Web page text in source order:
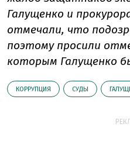
Галущенко и
отмечали, что
поэтому просили
которым Галущенко
КОРРУПЦИЯ СУДЫ